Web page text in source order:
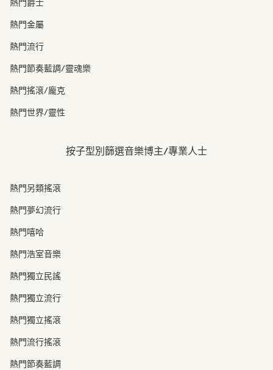
熱門爵士
熱門金屬
熱門流行
熱門節奏藍調/靈魂樂
熱門搖滾/龐克
熱門世界/靈性
按子型別篩選音樂博主/專業人士
熱門另類搖滾
熱門夢幻流行
熱門嘻哈
熱門浩室音樂
熱門獨立民謠
熱門獨立流行
熱門獨立搖滾
熱門流行搖滾
熱門節奏藍調